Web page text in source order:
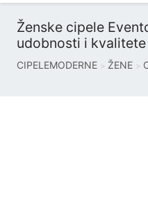
Ženske cipele
udobnosti i kvalitete
CIPELEMODERNE ŽENE